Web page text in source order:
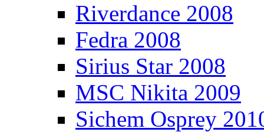
Riverdance 2008
Fedra 2008
Sirius Star 2008
MSC Nikita 2009
Sichem Osprey